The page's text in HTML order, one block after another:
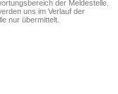
der Meldestelle.
uns im Verlauf der
nur übermittelt.